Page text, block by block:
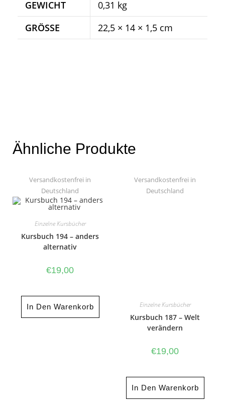
GEWICHT
0,31 kg
GRÖSSE
22,5 × 14 × 1,5 cm
Ähnliche Produkte
Versandkostenfrei in
Deutschland
Einzelne Kursbücher
Kursbuch 194 – anders
alternativ
€19,00
In Den Warenkorb
Versandkostenfrei in
Deutschland
Einzelne Kursbücher
Kursbuch 187 – Welt
verändern
€19,00
In Den Warenkorb